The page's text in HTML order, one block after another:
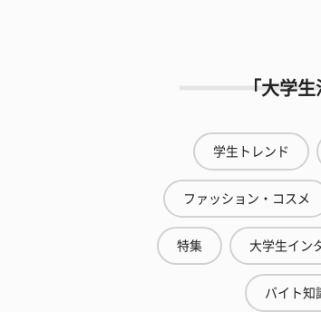
「大学
学生トレンド
ファッション・コスメ
特集 大学生イン
バイト知